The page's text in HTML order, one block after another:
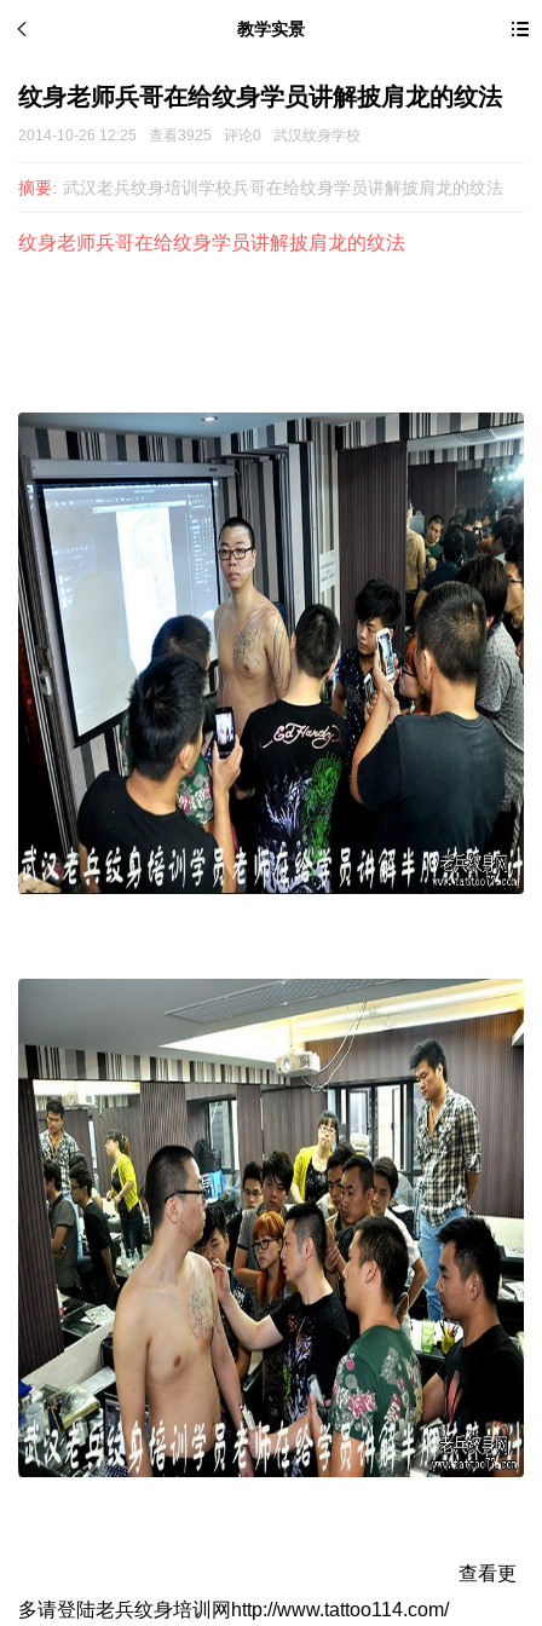
教学实景
纹身老师兵哥在给纹身学员讲解披肩龙的纹法
2014-10-26 12:25 查看3925 评论0 武汉纹身学校
摘要: 武汉老兵纹身培训学校兵哥在给纹身学员讲解披肩龙的纹法
纹身老师兵哥在给纹身学员讲解披肩龙的纹法
查看更
多请登陆老兵纹身培训 网 http://www.tattoo114.com/